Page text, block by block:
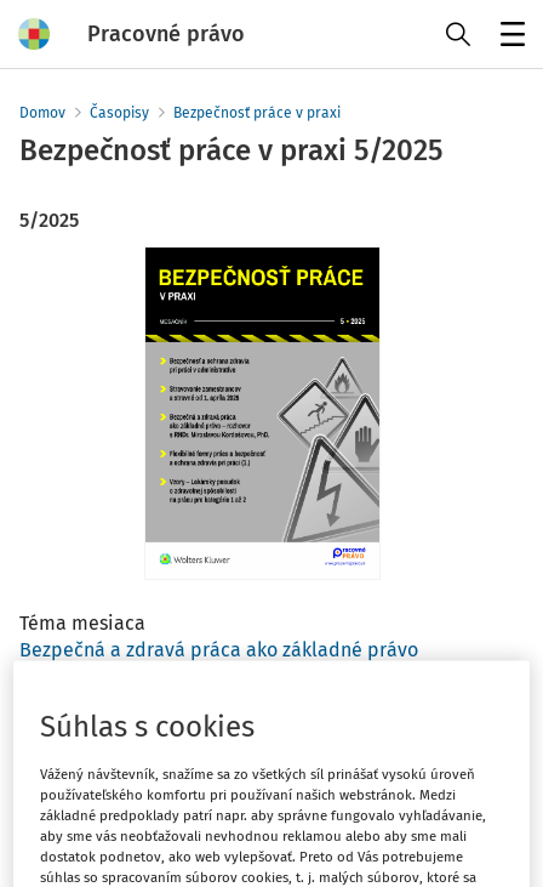
Pracovné právo
Domov Časopisy Bezpečnosť práce v praxi
Bezpečnosť práce v praxi 5/2025
5/2025
Téma mesiaca
Bezpečná a zdravá práca ako základné právo
Miroslavy Kordošovej, PhD., ktorá sa bezpečnosti a ochrane
zdravia pri práci (ďalej len "BOZP") venuje nepretržite od roku
2000. Svoju profesionálnu dráhu začala vo Výskumnom ústave
bezpečnosti práce (VVÚBP) a v súčasnosti pôsobí ako
samostatná vedecko-výskumná pracovníčka v Inštitúte pre
Súhlas s cookies
Vážený návštevník, snažíme sa zo všetkých síl prinášať vysokú úroveň
používateľského komfortu pri používaní našich webstránok. Medzi
základné predpoklady patrí napr. aby správne fungovalo vyhľadávanie,
aby sme vás neobťažovali nevhodnou reklamou alebo aby sme mali
dostatok podnetov, ako web vylepšovať. Preto od Vás potrebujeme
súhlas so spracovaním súborov cookies, t. j. malých súborov, ktoré sa